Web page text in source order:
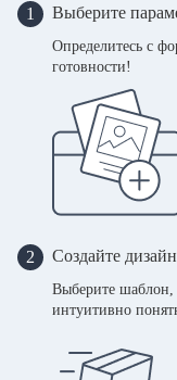
1 Выберите
Определитесь с
готовности!
2 Создайте
Выберите шаблон,
интуитивно